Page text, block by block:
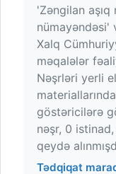
'Zəngilan
nümayəndəsi'
Xalq
məqalələr
Nəşrləri yerli
göstəricilərə
nəşr, 0
qeydə
Tədqiqat